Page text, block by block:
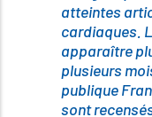
atteintes
cardiaques.
apparaître
plusieurs
publique
sont